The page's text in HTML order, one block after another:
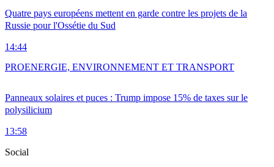
Quatre pays européens mettent en garde contre les projets de la
Russie pour l'Ossétie du Sud
14:44
Panneaux solaires et puces : Trump impose 15% de taxes sur le
polysilicium
13:58
PROENERGIE, ENVIRONNEMENT ET TRANSPORT
Social